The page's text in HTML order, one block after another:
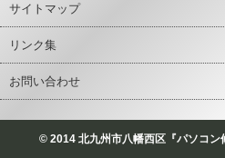
サイトマップ
リンク集
お問い合わせ
© 2014 北九州市八幡西区『パソコン